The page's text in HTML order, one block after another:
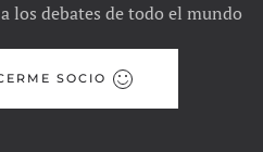
los debates de todo el mundo
SOCIO